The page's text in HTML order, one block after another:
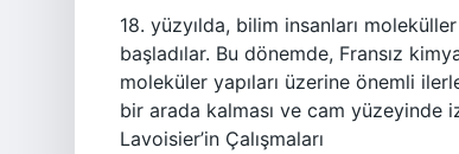
18. yüzyılda, bilim insanları
başladılar. Bu dönemde, Fransız
moleküler yapıları üzerine önemli
bir arada kalması ve cam yüzeyinde
Lavoisier’in Çalışmaları